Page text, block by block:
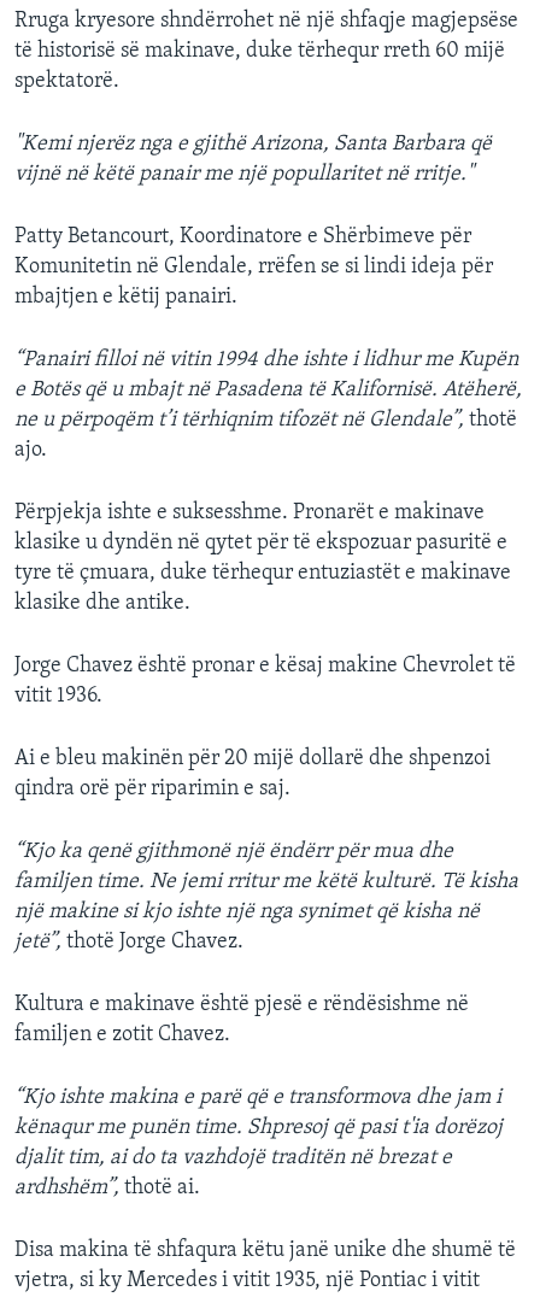
Rruga kryesore shndërrohet në një shfaqje magjepsëse
të historisë së makinave, duke tërhequr rreth 60 mijë
spektatorë.
"Kemi njerëz nga e gjithë Arizona, Santa Barbara që
vijnë në këtë panair me një popullaritet në rritje."
Patty Betancourt, Koordinatore e Shërbimeve për
Komunitetin në Glendale, rrëfen se si lindi ideja për
mbajtjen e këtij panairi.
“Panairi filloi në vitin 1994 dhe ishte i lidhur me Kupën
e Botës që u mbajt në Pasadena të Kalifornisë. Atëherë,
ne u përpoqëm t’i tërhiqnim tifozët në Glendale”, thotë
ajo.
Përpjekja ishte e suksesshme. Pronarët e makinave
klasike u dyndën në qytet për të ekspozuar pasuritë e
tyre të çmuara, duke tërhequr entuziastët e makinave
klasike dhe antike.
Jorge Chavez është pronar e kësaj makine Chevrolet të
vitit 1936.
Ai e bleu makinën për 20 mijë dollarë dhe shpenzoi
qindra orë për riparimin e saj.
“Kjo ka qenë gjithmonë një ëndërr për mua dhe
familjen time. Ne jemi rritur me këtë kulturë. Të kisha
një makine si kjo ishte një nga synimet që kisha në
jetë”, thotë Jorge Chavez.
Kultura e makinave është pjesë e rëndësishme në
familjen e zotit Chavez.
“Kjo ishte makina e parë që e transformova dhe jam i
kënaqur me punën time. Shpresoj që pasi t'ia dorëzoj
djalit tim, ai do ta vazhdojë traditën në brezat e
ardhshëm”, thotë ai.
Disa makina të shfaqura këtu janë unike dhe shumë të
vjetra, si ky Mercedes i vitit 1935, një Pontiac i vitit